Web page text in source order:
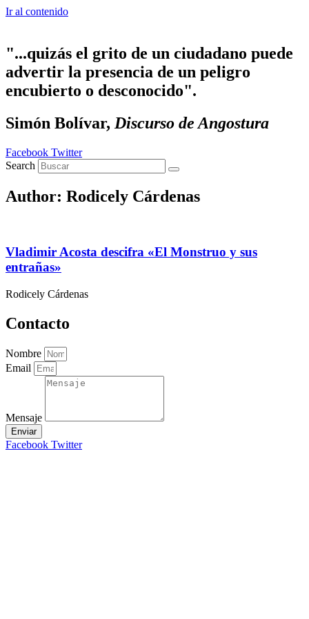
Ir al contenido
"...quizás el grito de un ciudadano puede
advertir la presencia de un peligro
encubierto o desconocido".
Simón Bolívar, Discurso de Angostura
Facebook Twitter
Search
Author: Rodicely Cárdenas
Vladimir Acosta descifra «El Monstruo y sus
entrañas»
Rodicely Cárdenas
Contacto
Nombre
Email
Mensaje
Enviar
Facebook Twitter